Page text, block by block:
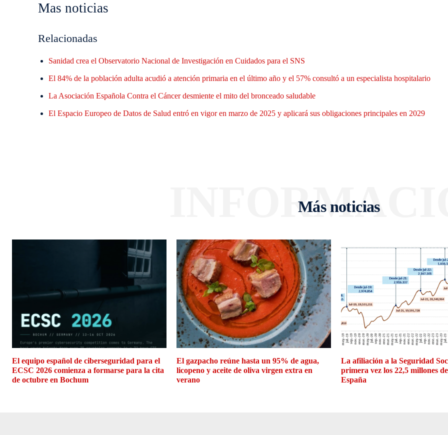
Mas noticias
Relacionadas
Sanidad crea el Observatorio Nacional de Investigación en Cuidados para el SNS
El 84% de la población adulta acudió a atención primaria en el último año y el 57% consultó a un especialista hospitalario
La Asociación Española Contra el Cáncer desmiente el mito del bronceado saludable
El Espacio Europeo de Datos de Salud entró en vigor en marzo de 2025 y aplicará sus obligaciones principales en 2029
Más noticias
El equipo español de ciberseguridad para el
ECSC 2026 comienza a formarse para la cita
de octubre en Bochum
El gazpacho reúne hasta un 95% de agua,
licopeno y aceite de oliva virgen extra en
verano
La afiliación a la Seguridad
primera vez los 22,5 millones
España